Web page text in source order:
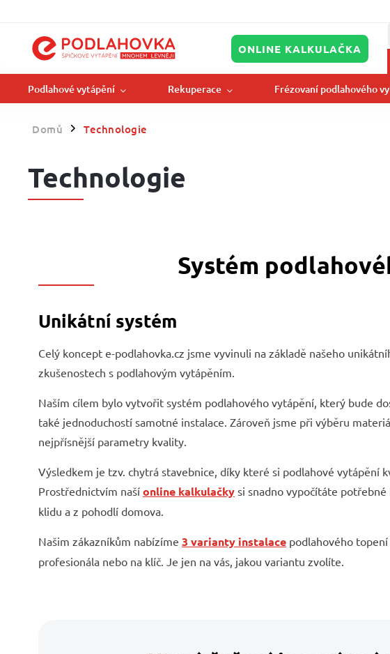
ONLINE KALKULAČKA
Podlahové vytápění Rekuperace Frézovaní podlahového
Domů / Technologie
Technologie
Systém
Unikátní systém
Celý koncept e-podlahovka.cz jsme vyvinuli na základě našeho
zkušenostech s podlahovým vytápěním.
Naším cílem bylo vytvořit systém podlahového vytápění, který bude
také jednoduchostí samotné instalace. Zároveň jsme při výběru
nejpřísnější parametry kvality.
Výsledkem je tzv. chytrá stavebnice, díky které si podlahové vytápění
Prostřednictvím naší online kalkulačky si snadno vypočítáte
klidu a z pohodlí domova.
Našim zákazníkům nabízíme 3 varianty instalace podlahového
profesionála nebo na klíč. Je jen na vás, jakou variantu zvolíte.